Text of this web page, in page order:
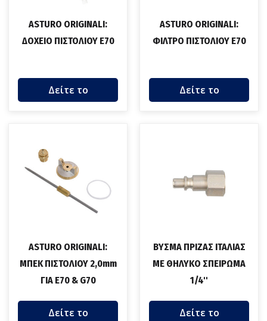
ASTURO ORIGINALI:
ΔΟΧΕΙΟ ΠΙΣΤΟΛΙΟΥ Ε70
Δείτε το
ASTURO ORIGINALI:
ΦΙΛΤΡΟ ΠΙΣΤΟΛΙΟΥ Ε70
Δείτε το
ASTURO ORIGINALI:
ΜΠΕΚ ΠΙΣΤΟΛΙΟΥ 2,0mm
ΓΙΑ E70 & G70
Δείτε το
ΒΥΣΜΑ ΠΡΙΖΑΣ ΙΤΑΛΙΑΣ
ΜΕ ΘΗΛΥΚΟ ΣΠΕΙΡΩΜΑ
1/4''
Δείτε το